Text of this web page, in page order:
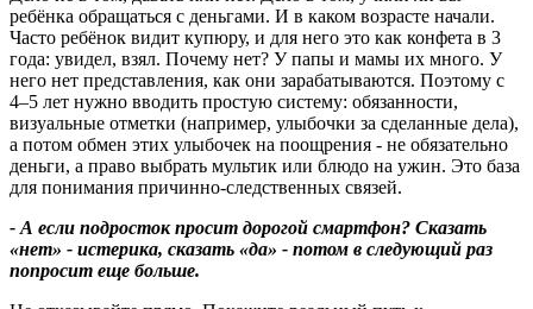
ребёнка обращаться с деньгами. И в каком возрасте начали.
Часто ребёнок видит купюру, и для него это как конфета в 3
года: увидел, взял. Почему нет? У папы и мамы их много. У
него нет представления, как они зарабатываются. Поэтому с
4–5 лет нужно вводить простую систему: обязанности,
визуальные отметки (например, улыбочки за сделанные дела),
а потом обмен этих улыбочек на поощрения - не обязательно
деньги, а право выбрать мультик или блюдо на ужин. Это база
для понимания причинно-следственных связей.
- А если подросток просит дорогой смартфон? Сказать
«нет» - истерика, сказать «да» - потом в следующий раз
попросит еще больше.